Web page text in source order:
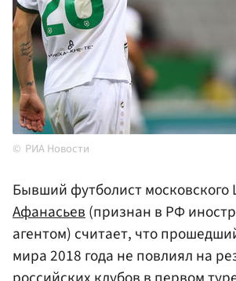
РИА Новости
Бывший футболист московского
Афанасьев(признан в РФ
агентом) считает, что
мира 2018 года не повлиял на